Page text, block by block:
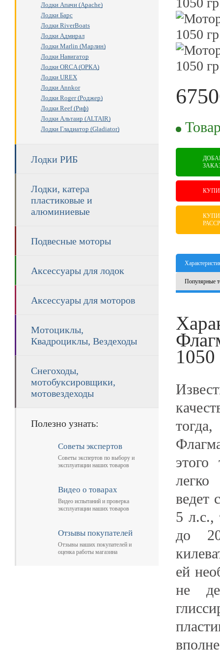
Лодки Апачи (Apache)
Лодки Барс
Лодки RiverBoats
Лодки Адмирал
Лодки Marlin (Марлин)
Лодки Навигатор
Лодки ORCA (ОРКА)
Лодки UREX
Лодки Annkor
Лодки Roger (Роджер)
Лодки Reef (Риф)
Лодки Альтаир (ALTAIR)
Лодки Гладиатор (Gladiator)
Лодки РИБ
Лодки, катера
пластиковые и
алюминиевые
Подвесные моторы
Аксессуары для лодок
Аксессуары для моторов
Мотоциклы,
Квадроциклы, Вездеходы
Снегоходы,
мотобуксировщики,
мотовездеходы
Полезно узнать:
Советы экспертов
Советы экспертов по выбору и
эксплуатации наших товаров
Видео о товарах
Видео испытаний и проверка
эксплуатации наших товаров
Отзывы покупателей
Отзывы наших покупателей и
оценка работы магазина
Популярные
этого
легко
ведет
5 л.с.,
до
ей
не